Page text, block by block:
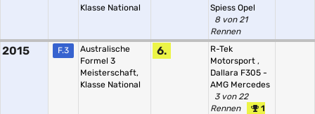
Klasse National
Spiess Opel
8 von 21
Rennen
2015 F.3
Australische
Formel 3
Meisterschaft,
Klasse National
6.
R-Tek
Motorsport ,
Dallara F305 -
AMG Mercedes
3 von 22
Rennen
1